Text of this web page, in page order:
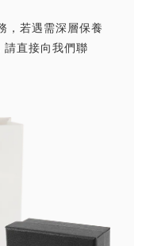
，若遇需深層保養
請直接向我們聯